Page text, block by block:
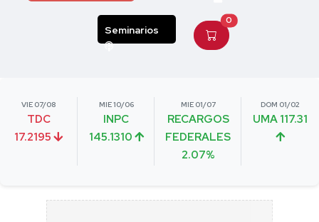
Seminarios
0
VIE 07/08
TDC
17.2195
MIE 10/06
INPC
145.1310
MIE 01/07
RECARGOS
FEDERALES
2.07%
DOM 01/02
UMA 117.31